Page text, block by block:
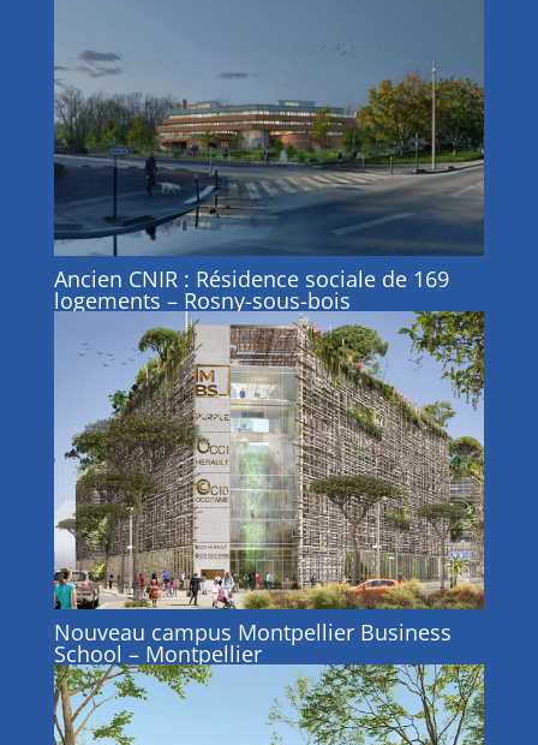
Ancien CNIR : Résidence sociale de 169
logements – Rosny-sous-bois
Nouveau campus Montpellier Business
School – Montpellier